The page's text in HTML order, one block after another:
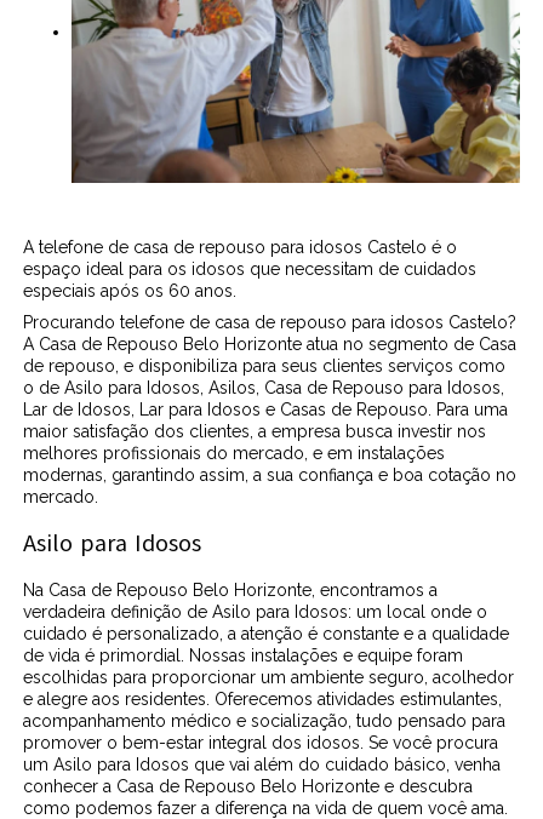
A telefone de casa de repouso para idosos Castelo é o
espaço ideal para os idosos que necessitam de cuidados
especiais após os 60 anos.
Procurando telefone de casa de repouso para idosos Castelo?
A Casa de Repouso Belo Horizonte atua no segmento de Casa
de repouso, e disponibiliza para seus clientes serviços como
o de Asilo para Idosos, Asilos, Casa de Repouso para Idosos,
Lar de Idosos, Lar para Idosos e Casas de Repouso. Para uma
maior satisfação dos clientes, a empresa busca investir nos
melhores profissionais do mercado, e em instalações
modernas, garantindo assim, a sua confiança e boa cotação no
mercado.
Asilo para Idosos
Na Casa de Repouso Belo Horizonte, encontramos a
verdadeira definição de Asilo para Idosos: um local onde o
cuidado é personalizado, a atenção é constante e a qualidade
de vida é primordial. Nossas instalações e equipe foram
escolhidas para proporcionar um ambiente seguro, acolhedor
e alegre aos residentes. Oferecemos atividades estimulantes,
acompanhamento médico e socialização, tudo pensado para
promover o bem-estar integral dos idosos. Se você procura
um Asilo para Idosos que vai além do cuidado básico, venha
conhecer a Casa de Repouso Belo Horizonte e descubra
como podemos fazer a diferença na vida de quem você ama.